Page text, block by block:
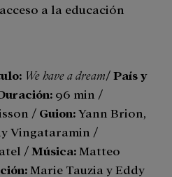
a la educación
We have a dream/País y
96 min /
/ Guion:Yann Brion,
Vingataramin /
/ Música: Matteo
Marie Tauzia y Eddy